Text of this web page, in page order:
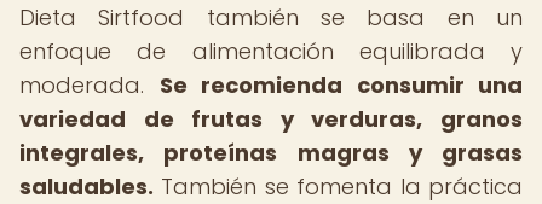
Dieta Sirtfood también se basa en un
enfoque de alimentación equilibrada y
moderada. Se recomienda consumir una
variedad de frutas y verduras, granos
integrales, proteínas magras y grasas
saludables. También se fomenta la práctica